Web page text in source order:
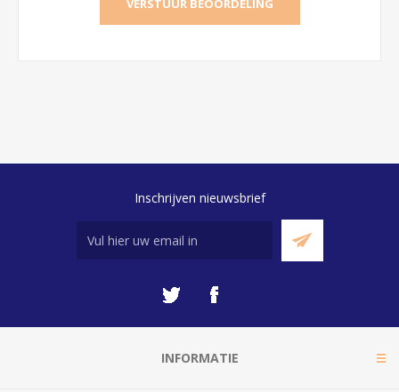
Inschrijven nieuwsbrief
INFORMATIE